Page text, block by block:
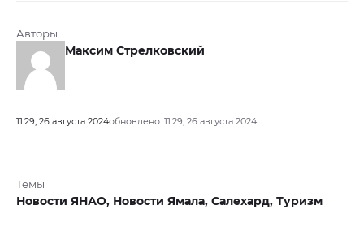
Авторы
Максим Стрелковский
11:29, 26 августа 2024обновлено: 11:29, 26 августа 2024
Темы
Новости ЯНАО, Новости Ямала, Салехард, Туризм